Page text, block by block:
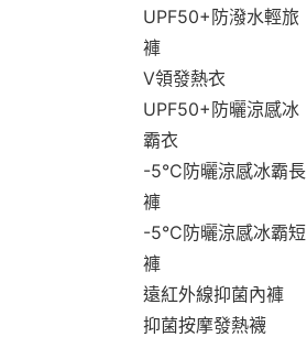
UPF50+防潑水輕旅
褲
V領發熱衣
UPF50+防曬涼感冰
霸衣
-5°C防曬涼感冰霸長
褲
-5°C防曬涼感冰霸短
褲
遠紅外線抑菌內褲
抑菌按摩發熱襪